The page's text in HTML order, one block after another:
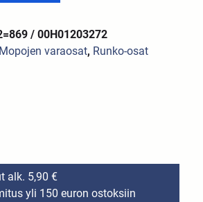
/ 00H01203272
Mopojen varaosat, Runko-osat
alk. 5,90 €
yli 150 euron ostoksiin